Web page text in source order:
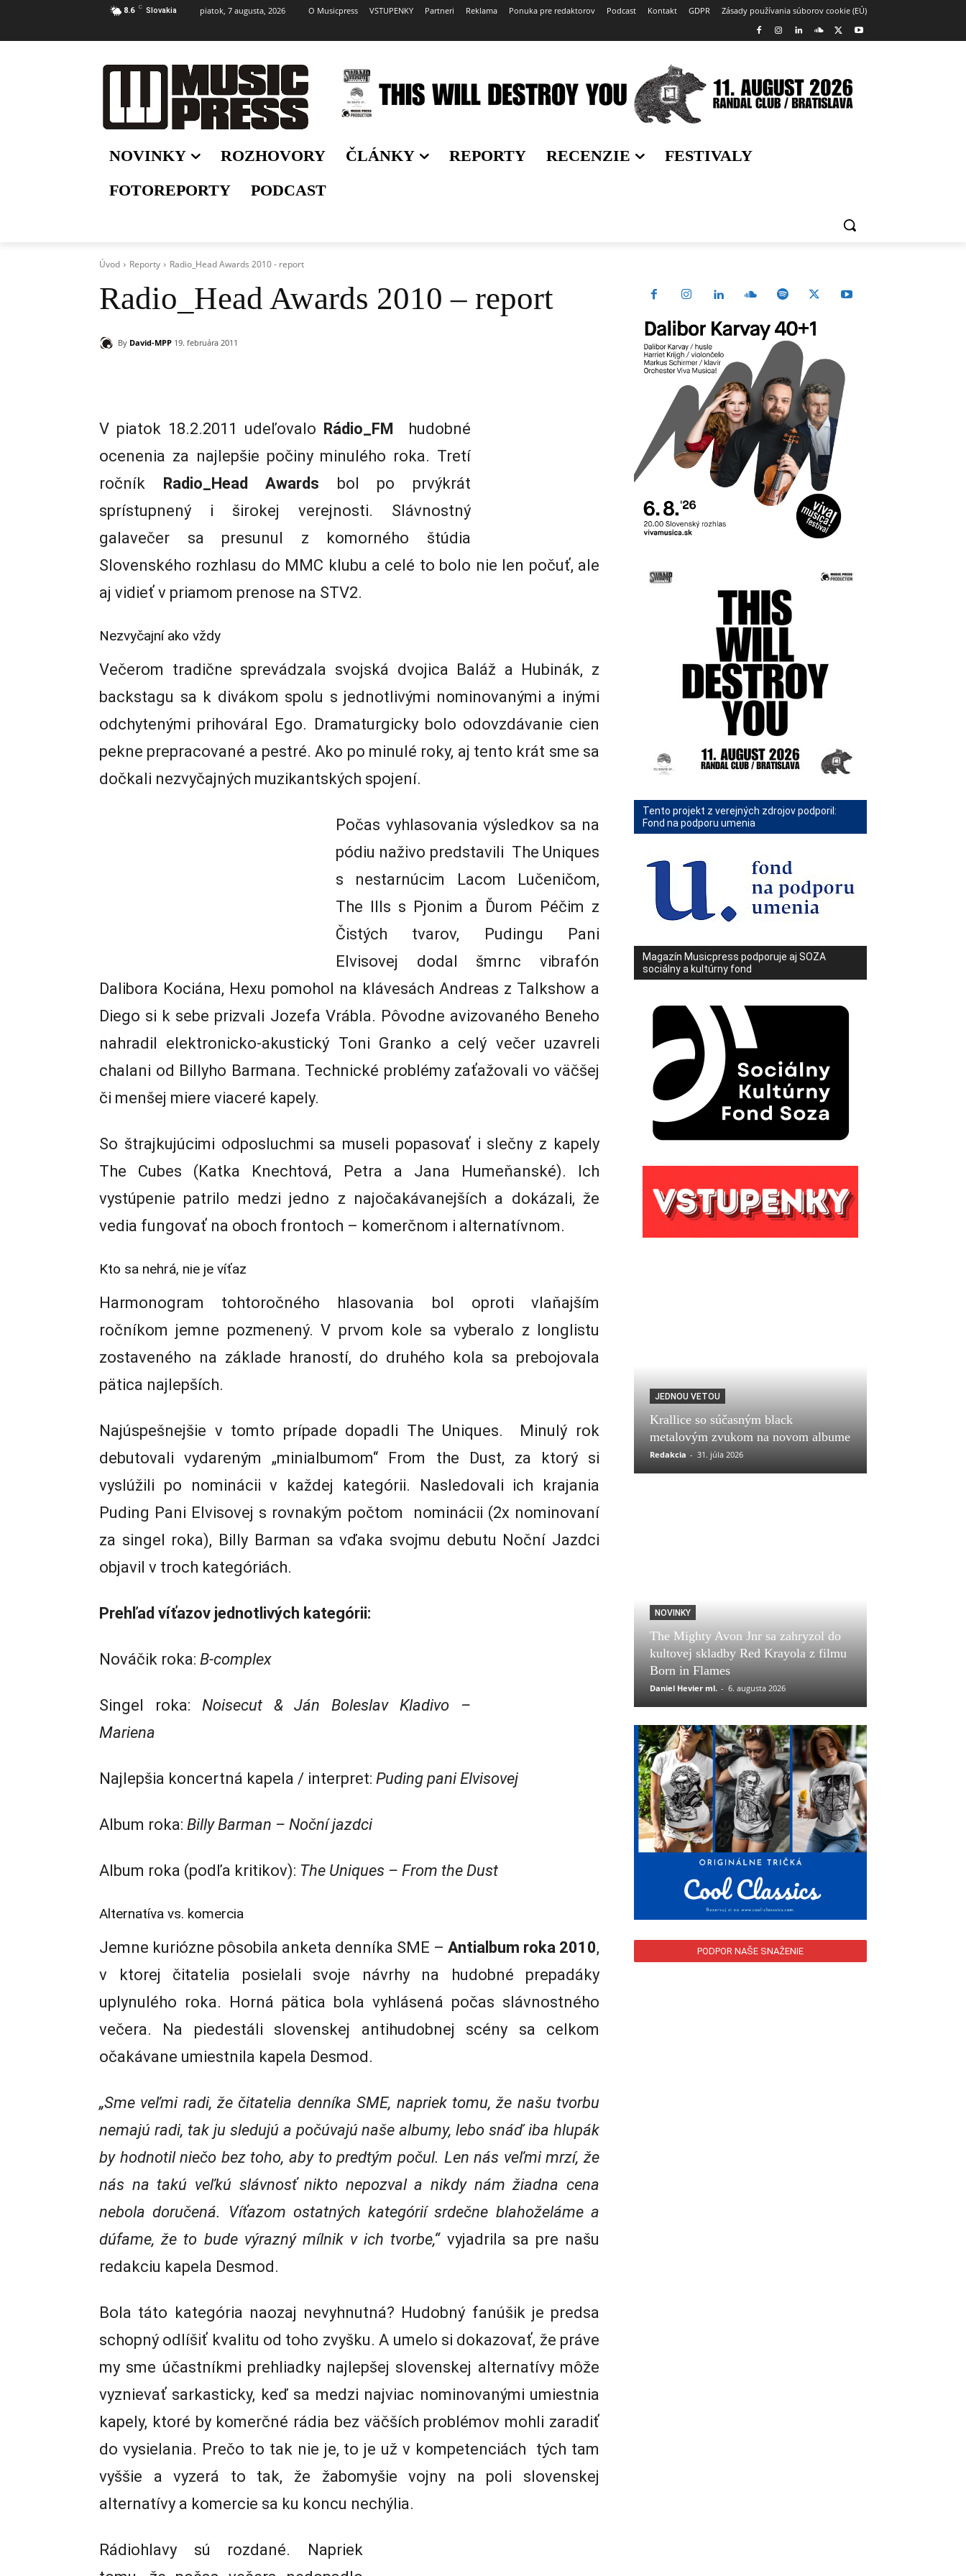
8.6 C Slovakia piatok, 7 augusta, 2026 O Musicpress VSTUPENKY Partneri Reklama Ponuka pre redaktorov Podcast Kontakt GDPR Zásady používania súborov cookie (EÚ)
NOVINKY ROZHOVORY ČLÁNKY REPORTY RECENZIE
FESTIVALY
FOTOREPORTY
PODCAST
Úvod Reporty Radio_Head Awards 2010 - report
Radio_Head Awards 2010 – report
By David-MPP 19. februára 2011
V piatok 18.2.2011 udeľovalo Rádio_FM hudobné
ocenenia za najlepšie počiny minulého roka. Tretí
ročník Radio_Head Awards bol po prvýkrát
sprístupnený i širokej verejnosti. Slávnostný
galavečer sa presunul z komorného štúdia
Slovenského rozhlasu do MMC klubu a celé to bolo nie len počuť, ale
aj vidieť v priamom prenose na STV2.
Nezvyčajní ako vždy
Večerom tradične sprevádzala svojská dvojica Baláž a Hubinák, z
backstagu sa k divákom spolu s jednotlivými nominovanými a inými
odchytenými prihováral Ego. Dramaturgicky bolo odovzdávanie cien
pekne prepracované a pestré. Ako po minulé roky, aj tento krát sme sa
dočkali nezvyčajných muzikantských spojení.
Počas vyhlasovania výsledkov sa na
pódiu naživo predstavili The Uniques
s nestarnúcim Lacom Lučeničom,
The Ills s Pjonim a Ďurom Péčim z
Čistých tvarov, Pudingu Pani
Elvisovej dodal šmrnc vibrafón
Dalibora Kociána, Hexu pomohol na klávesách Andreas z Talkshow a
Diego si k sebe prizvali Jozefa Vrábla. Pôvodne avizovaného Beneho
nahradil elektronicko-akustický Toni Granko a celý večer uzavreli
chalani od Billyho Barmana. Technické problémy zaťažovali vo väčšej
či menšej miere viaceré kapely.
So štrajkujúcimi odposluchmi sa museli popasovať i slečny z kapely
The Cubes (Katka Knechtová, Petra a Jana Humeňanské). Ich
vystúpenie patrilo medzi jedno z najočakávanejších a dokázali, že
vedia fungovať na oboch frontoch – komerčnom i alternatívnom.
Kto sa nehrá, nie je víťaz
Harmonogram tohtoročného hlasovania bol oproti vlaňajším
ročníkom jemne pozmenený. V prvom kole sa vyberalo z longlistu
zostaveného na základe hraností, do druhého kola sa prebojovala
pätica najlepších.
Najúspešnejšie v tomto prípade dopadli The Uniques. Minulý rok
debutovali vydareným „minialbumom“ From the Dust, za ktorý si
vyslúžili po nominácii v každej kategórii. Nasledovali ich krajania
Puding Pani Elvisovej s rovnakým počtom nominácii (2x nominovaní
za singel roka), Billy Barman sa vďaka svojmu debutu Noční Jazdci
objavil v troch kategóriách.
Prehľad víťazov jednotlivých kategórii:
Nováčik roka: B-complex
Singel roka: Noisecut & Ján Boleslav Kladivo –
Mariena
Najlepšia koncertná kapela / interpret: Puding pani Elvisovej
Album roka: Billy Barman – Noční jazdci
Album roka (podľa kritikov): The Uniques – From the Dust
Alternatíva vs. komercia
Jemne kuriózne pôsobila anketa denníka SME – Antialbum roka 2010,
v ktorej čitatelia posielali svoje návrhy na hudobné prepadáky
uplynulého roka. Horná pätica bola vyhlásená počas slávnostného
večera. Na piedestáli slovenskej antihudobnej scény sa celkom
očakávane umiestnila kapela Desmod.
„Sme veľmi radi, že čitatelia denníka SME, napriek tomu, že našu tvorbu
nemajú radi, tak ju sledujú a počúvajú naše albumy, lebo snáď iba hlupák
by hodnotil niečo bez toho, aby to predtým počul. Len nás veľmi mrzí, že
nás na takú veľkú slávnosť nikto nepozval a nikdy nám žiadna cena
nebola doručená. Víťazom ostatných kategórií srdečne blahoželáme a
dúfame, že to bude výrazný mílnik v ich tvorbe,“ vyjadrila sa pre našu
redakciu kapela Desmod.
Bola táto kategória naozaj nevyhnutná? Hudobný fanúšik je predsa
schopný odlíšiť kvalitu od toho zvyšku. A umelo si dokazovať, že práve
my sme účastníkmi prehliadky najlepšej slovenskej alternatívy môže
vyznievať sarkasticky, keď sa medzi najviac nominovanými umiestnia
kapely, ktoré by komerčné rádia bez väčších problémov mohli zaradiť
do vysielania. Prečo to tak nie je, to je už v kompetenciách tých tam
vyššie a vyzerá to tak, že žabomyšie vojny na poli slovenskej
alternatívy a komercie sa ku koncu nechýlia.
Rádiohlavy sú rozdané. Napriek
Tento projekt z verejných zdrojov podporil:
Fond na podporu umenia
Magazín Musicpress podporuje aj SOZA
sociálny a kultúrny fond
JEDNOU VETOU
Krallice so súčasným black
metalovým zvukom na novom albume
Redakcia - 31. júla 2026
NOVINKY
The Mighty Avon Jnr sa zahryzol do
kultovej skladby Red Krayola z filmu
Born in Flames
Daniel Hevier ml. - 6. augusta 2026
PODPOR NAŠE SNAŽENIE